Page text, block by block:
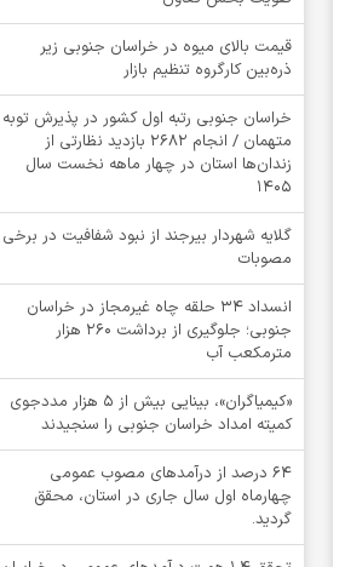
قیمت بالای میوه در خراسان جنوبی زیر
ذره‌بین کارگروه تنظیم بازار
خراسان جنوبی رتبه اول کشور در پذیرش توبه
متهمان / انجام ۲۶۸۲ بازدید نظارتی از
زندان‌ها استان در چهار ماهه نخست سال
1405
گلایه شهردار بیرجند از نبود شفافیت در برخی
مصوبات
انسداد ۳۴ حلقه چاه غیرمجاز در خراسان
جنوبی؛ جلوگیری از برداشت ۲۶۰ هزار
مترمکعب آب
«کیمیاگران»، بینایی بیش از ۵ هزار مددجوی
کمیته امداد خراسان جنوبی را سنجیدند
64 درصد از درآمدهای مصوب عمومی
چهارماه اول سال جاری در استان، محقق
گردید.